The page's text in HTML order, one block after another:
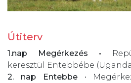
Útiterv
1.nap Megérkezés •
keresztül Entebbébe
2. nap
Entebbe•